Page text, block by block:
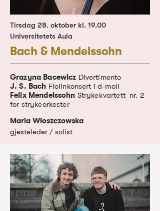
Tirsdag 28. oktober kl. 19.00
Universitetets Aula
Bach & Mendelssohn
Grazyna Bacewicz Divertimento
J. S. Bach Fiolinkonsert i d-moll
Felix Mendelssohn Strykekvartett nr. 2
for strykeorkester
Maria Włoszczowska
gjesteleder / solist